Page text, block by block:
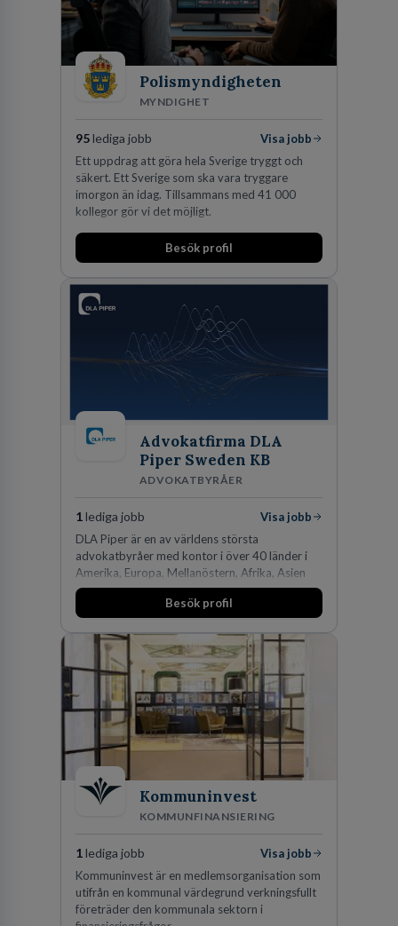
Polismyndigheten
MYNDIGHET
95lediga jobb
Visa jobb
Ett uppdrag att göra hela Sverige tryggt och
säkert. Ett Sverige som ska vara tryggare
imorgon än idag. Tillsammans med 41 000
kollegor gör vi det möjligt.
Besök profil
Advokatfirma DLA
Piper Sweden KB
ADVOKATBYRÅER
1lediga jobb
Visa jobb
DLA Piper är en av världens största
advokatbyråer med kontor i över 40 länder i
Amerika, Europa, Mellanöstern, Afrika, Asien
och Oceanien. Vi är specialister inom
affärsjuridikens alla områden och vi har några
fler än 450 jurister på fem kontor i Stockholm,
Köpenhamn, Århus, Oslo och Helsingfors kan vi
på DLA Piper erbjuda våra klienter en unik,
effektiv och gränsöverskridande nordisk
expertis. På vårt kontor i centrala Stockholm är
vi idag drygt 240 medarbetare.
Besök profil
Kommuninvest
KOMMUNFINANSIERING
1lediga jobb
Visa jobb
Kommuninvest är en medlemsorganisation som
utifrån en kommunal värdegrund verkningsfullt
företräder den kommunala sektorn i